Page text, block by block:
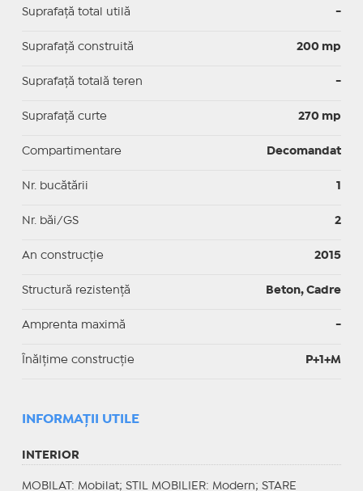
Suprafaţă total utilă -
Suprafaţă construită 200 mp
Suprafață totală teren -
Suprafaţă curte 270 mp
Compartimentare Decomandat
Nr. bucătării 1
Nr. băi/GS 2
An construcție 2015
Structură rezistență Beton, Cadre
Amprenta maximă -
Înălțime construcție P+1+M
INFORMAŢII UTILE
INTERIOR
MOBILAT : Mobilat; STIL MOBILIER: Modern; STARE